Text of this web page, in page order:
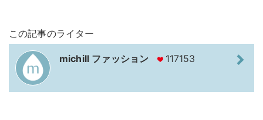
この記事のライター
michill ファッション 117153